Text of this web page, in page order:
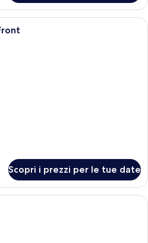
Camera d'albergo moderna con un
Scopri i prezzi per le tue date
Un soggiorno moderno con una